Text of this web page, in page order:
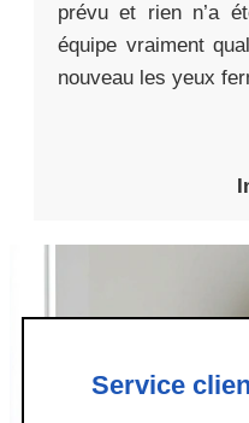
prévu et rien n’a
équipe vraiment
nouveau les yeux
Service